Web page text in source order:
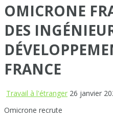
OMICRONE
DES
FRANCE
Travail à l'étranger 26 janvier
Omicrone recrute